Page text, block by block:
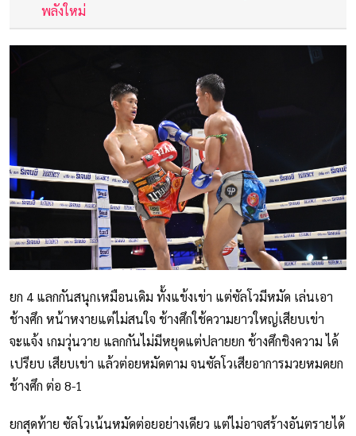
พลังใหม่
ยก 4 แลกกันสนุกเหมือนเดิม ทั้งแข้งเข่า แต่ซัลโวมีหมัด เล่นเอา
ช้างศึก หน้าหงายแต่ไม่สนใจ ช้างศึกใช้ความยาวใหญ่เสียบเข่า
จะแจ้ง เกมวุ่นวาย แลกกันไม่มีหยุดแต่ปลายยก ช้างศึกชิงความ ได้
เปรียบ เสียบเข่า แล้วต่อยหมัดตาม จนซัลโวเสียอาการมวยหมดยก
ช้างศึก ต่อ 8-1
ยกสุดท้าย ซัลโวเน้นหมัดต่อยอย่างเดียว แต่ไม่อาจสร้างอันตรายได้